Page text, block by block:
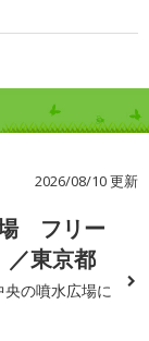
2026/08/10 更新
フリー
／東京都
の噴水広場に